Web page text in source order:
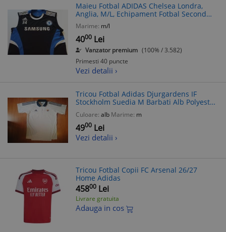
Maieu Fotbal ADIDAS Chelsea Londra,
Anglia, M/L, Echipament Fotbal Second
Hand
Marime: m/l
4000 Lei
Vanzator premium (100% / 3.582)
Primesti 40 puncte
Vezi detalii ›
Tricou Fotbal Adidas Djurgardens IF
Stockholm Suedia M Barbati Alb Polyester
Petrolul
Culoare: alb Marime: m
4900 Lei
Vezi detalii ›
Tricou Fotbal Copii FC Arsenal 26/27
Home Adidas
45800 Lei
Livrare gratuita
Adauga in cos